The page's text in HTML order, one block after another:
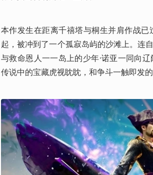
本作发生在距离千禧塔与桐生并肩作战
起，被冲到了一个孤寂岛屿的沙滩上。连
与救命恩人一一岛上的少年·诺亚一同向
传说中的宝藏虎视眈眈，和争斗一触即发的